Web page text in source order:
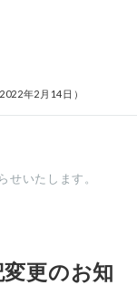
年2月14日）
せいたします。
更のお知